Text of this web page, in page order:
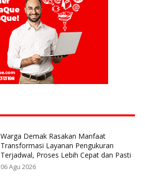
Warga Demak Rasakan Manfaat
Transformasi Layanan Pengukuran
Terjadwal, Proses Lebih Cepat dan Pasti
06 Agu 2026